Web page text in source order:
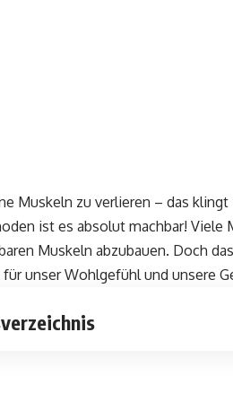
Muskeln zu verlieren – das
ist es absolut machbar! Viele
Muskeln abzubauen. Doch
unser Wohlgefühl und unsere